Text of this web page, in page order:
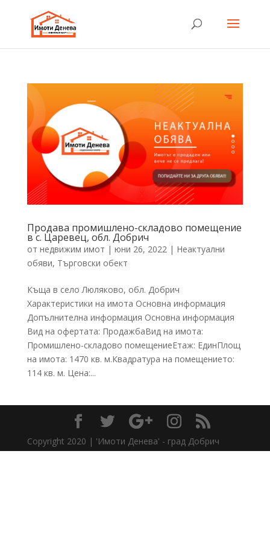
Продава промишлено-складово помещение
в с. Царевец, обл. Добрич
от недвижим имот | юни 26, 2022| Неактуални
обяви, Търговски обект
Къща в село Люляково, обл. Добрич
Характеристики на имота Основна информация
Допълнителна информация Основна информация
Вид на офертата: ПродажбаВид на имота:
Промишлено-складово помещениеЕтаж: ЕдинПлощ
на имота: 1470 кв. м.Квадратура на помещението:
114 кв. м. Цена:...
Copyright 2020 | 'Имоти Денева' - град Добрич